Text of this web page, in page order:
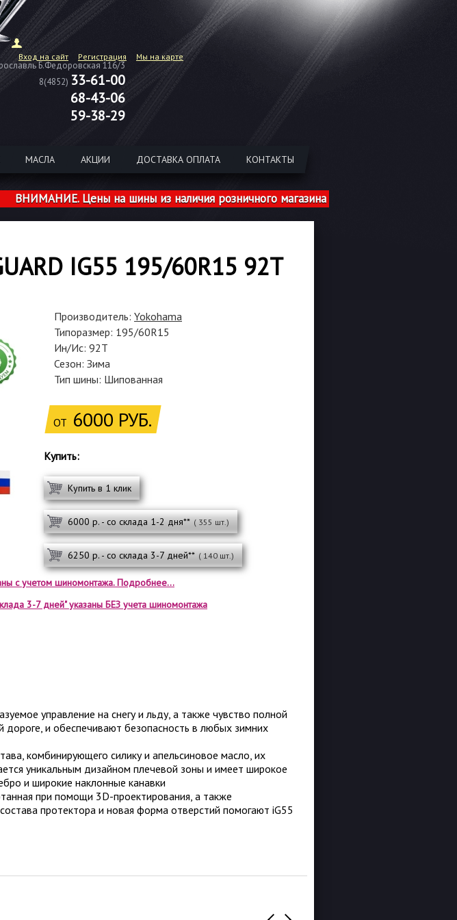
Вход на сайт Регистрация Мы на карте
Б.Федоровская 116/3
8(4852) 33-61-00
68-43-06
59-38-29
МАСЛА АКЦИИ ДОСТАВКА ОПЛАТА КОНТАКТЫ
Цены на шины из наличия розничного магазина указаны с учетом
IG55 195/60R15 92T
Производитель: Yokohama
Типоразмер: 195/60R15
Ин/Ис: 92T
Сезон: Зима
Тип шины: Шипованная
ОТ 6000 РУБ.
Купить:
Купить в 1 клик
6000 р. - со склада 1-2 дня** ( 355 шт.)
6250 р. - со склада 3-7 дней** ( 140 шт.)
с учетом шиномонтажа. Подробнее...
3-7 дней" указаны БЕЗ учета шиномонтажа
управление на снегу и льду, а также чувство полной
дороге, и обеспечивают безопасность в любых зимних
комбинирующего силику и апельсиновое масло, их
уникальным дизайном плечевой зоны и имеет широкое
и широкие наклонные канавки
при помощи 3D-проектирования, а также
протектора и новая форма отверстий помогают iG55